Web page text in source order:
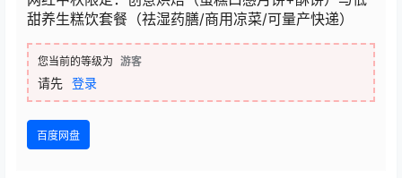
请先 登录
百度网盘